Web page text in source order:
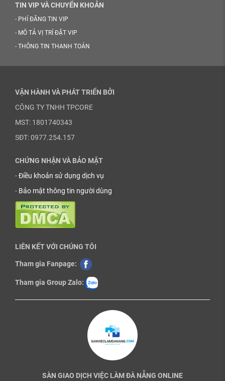
TIN VIP VÀ CHUYỂN KHOẢN
- PHÍ ĐĂNG TIN VIP
- MÔ TẢ VỊ TRÍ ĐẶT VIP
- THÔNG TIN THANH TOÁN
VẬN HÀNH VÀ PHÁT TRIỂN BỞI
CÔNG TY TNHH TPCORE
MST: 1801740343
SĐT: 0977.254.157
CHỨNG NHẬN VÀ BẢO MẬT
-Điều khoản sử dụng dịch vụ
- Bảo mật thông tin người dùng
LIÊN KẾT VỚI CHÚNG TÔI
Tham gia Fanpage:
Tham gia Group Zalo:
SÀN GIAO DỊCH VIỆC LÀM ĐÀ NẴNG ONLINE